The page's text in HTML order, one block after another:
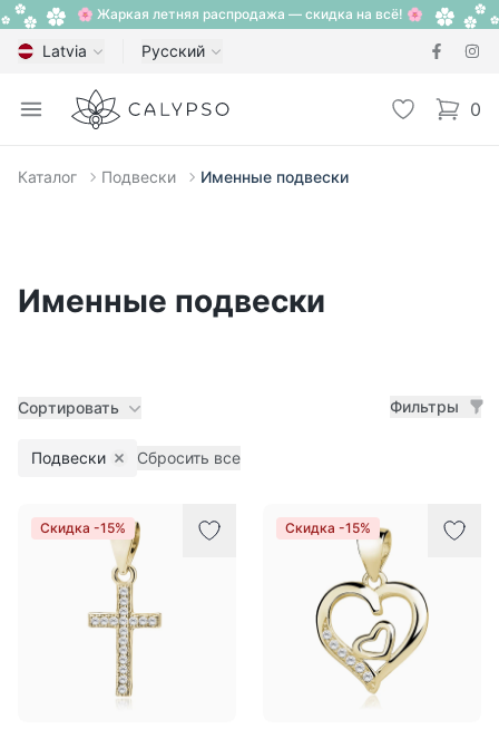
🌸 Жаркая летняя распродажа — скидка на всё! 🌸
Latvia Русский
Open menu
Calypso Избранное
0
items
Каталог Подвески Именные подвески
Именные подвески
Сортировать Фильтры
Подвески Remove filter
Сбросить все
Товары
Скидка -15% Скидка -15%